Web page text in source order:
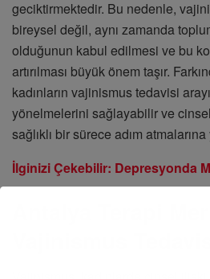
geciktirmektedir. Bu nedenle,
bireysel değil, aynı zamanda
olduğunun kabul edilmesi ve bu
artırılması büyük önem taşır.
kadınların vajinismus tedavisi
yönelmelerini sağlayabilir ve
sağlıklı bir sürece adım
İlginizi Çekebilir: Depresyonda